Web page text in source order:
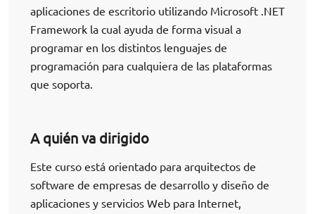
aplicaciones de escritorio utilizando Microsoft .NET
Framework la cual ayuda de forma visual a
programar en los distintos lenguajes de
programación para cualquiera de las plataformas
que soporta.
A quién va dirigido
Este curso está orientado para arquitectos de
software de empresas de desarrollo y diseño de
aplicaciones y servicios Web para Internet,